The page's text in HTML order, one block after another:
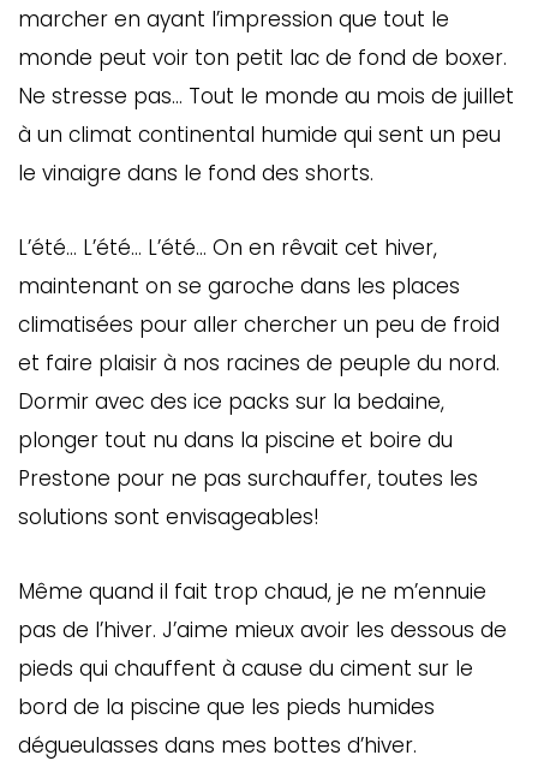
marcher en ayant l’impression que tout le
monde peut voir ton petit lac de fond de boxer.
Ne stresse pas… Tout le monde au mois de juillet
à un climat continental humide qui sent un peu
le vinaigre dans le fond des shorts.
L’été… L’été… L’été… On en rêvait cet hiver,
maintenant on se garoche dans les places
climatisées pour aller chercher un peu de froid
et faire plaisir à nos racines de peuple du nord.
Dormir avec des ice packs sur la bedaine,
plonger tout nu dans la piscine et boire du
Prestone pour ne pas surchauffer, toutes les
solutions sont envisageables!
Même quand il fait trop chaud, je ne m’ennuie
pas de l’hiver. J’aime mieux avoir les dessous de
pieds qui chauffent à cause du ciment sur le
bord de la piscine que les pieds humides
dégueulasses dans mes bottes d’hiver.